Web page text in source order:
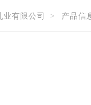
有限公司 > 产品信